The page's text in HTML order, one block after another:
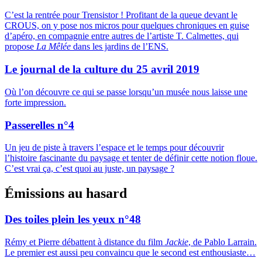
C’est la rentrée pour Trensistor ! Profitant de la queue devant le
CROUS, on y pose nos micros pour quelques chroniques en guise
d’apéro, en compagnie entre autres de l’artiste T. Calmettes, qui
propose La Mêlée dans les jardins de l’ENS.
Le journal de la culture du 25 avril 2019
Où l’on découvre ce qui se passe lorsqu’un musée nous laisse une
forte impression.
Passerelles n°4
Un jeu de piste à travers l’espace et le temps pour découvrir
l’histoire fascinante du paysage et tenter de définir cette notion floue.
C’est vrai ça, c’est quoi au juste, un paysage ?
Émissions au hasard
Des toiles plein les yeux n°48
Rémy et Pierre débattent à distance du film Jackie, de Pablo Larrain.
Le premier est aussi peu convaincu que le second est enthousiaste…